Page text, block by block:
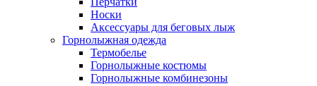
Носки
Аксессуары для беговых лыж
Горнолыжная одежда
Термобелье
Горнолыжные костюмы
Горнолыжные комбинезоны